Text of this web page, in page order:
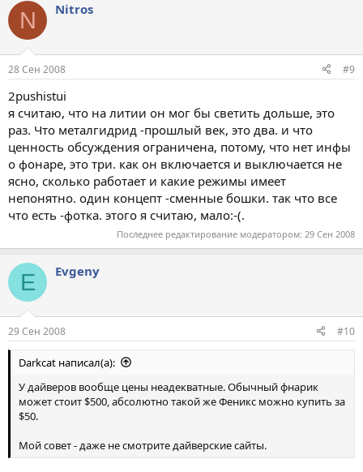
N Nitros
28 Сен 2008 #9
2pushistui
я считаю, что на литии он мог бы светить дольше, это
раз. Что металгидрид -прошлый век, это два. и что
ценность обсуждения ограничена, потому, что нет инфы
о фонаре, это три. как он включается и выключается не
ясно, сколько работает и какие режимы имеет
непонятно. один концепт -сменные бошки. так что все
что есть -фотка. этого я считаю, мало:-(.
Последнее редактирование модератором: 29 Сен 2008
E Evgeny
29 Сен 2008 #10
Darkcat написал(а):
У дайверов вообще цены неадекватные. Обычный фнарик
может стоит $500, абсолютно такой же Феникс можно купить за
$50.
Мой совет - даже не смотрите дайверские сайты.